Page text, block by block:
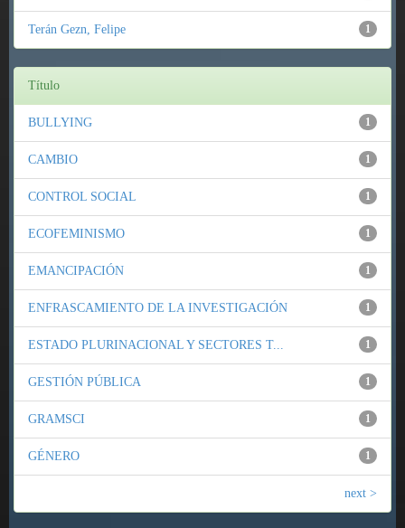
1
Terán Gezn, Felipe
Título
1
BULLYING
1
CAMBIO
1
CONTROL SOCIAL
1
ECOFEMINISMO
1
EMANCIPACIÓN
1
ENFRASCAMIENTO DE LA INVESTIGACIÓN
1
ESTADO PLURINACIONAL Y SECTORES T...
1
GESTIÓN PÚBLICA
1
GRAMSCI
1
GÉNERO
next >